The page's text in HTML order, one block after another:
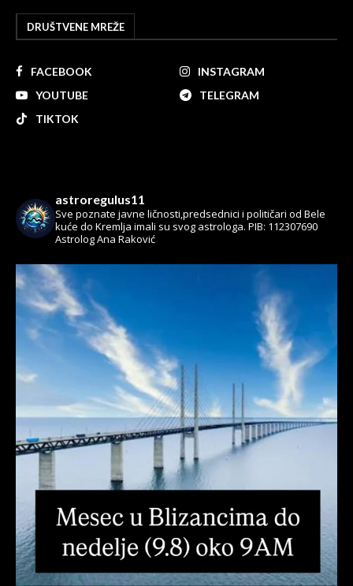
DRUŠTVENE MREŽE
FACEBOOK
INSTAGRAM
YOUTUBE
TELEGRAM
TIKTOK
astroregulus11
Sve poznate javne ličnosti,predsednici i političari od Bele
kuće do Kremlja imali su svog astrologa. PIB: 112307690
Astrolog Ana Raković